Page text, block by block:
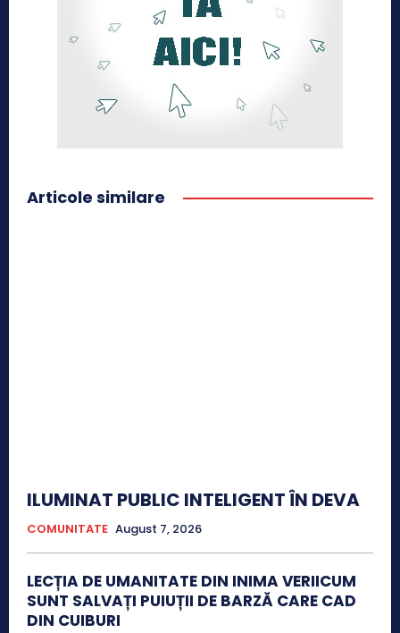
Articole similare
ILUMINAT PUBLIC INTELIGENT ÎN DEVA
COMUNITATE August 7, 2026
LECȚIA DE UMANITATE DIN INIMA VERIICUM
SUNT SALVAȚI PUIUȚII DE BARZĂ CARE CAD
DIN CUIBURI